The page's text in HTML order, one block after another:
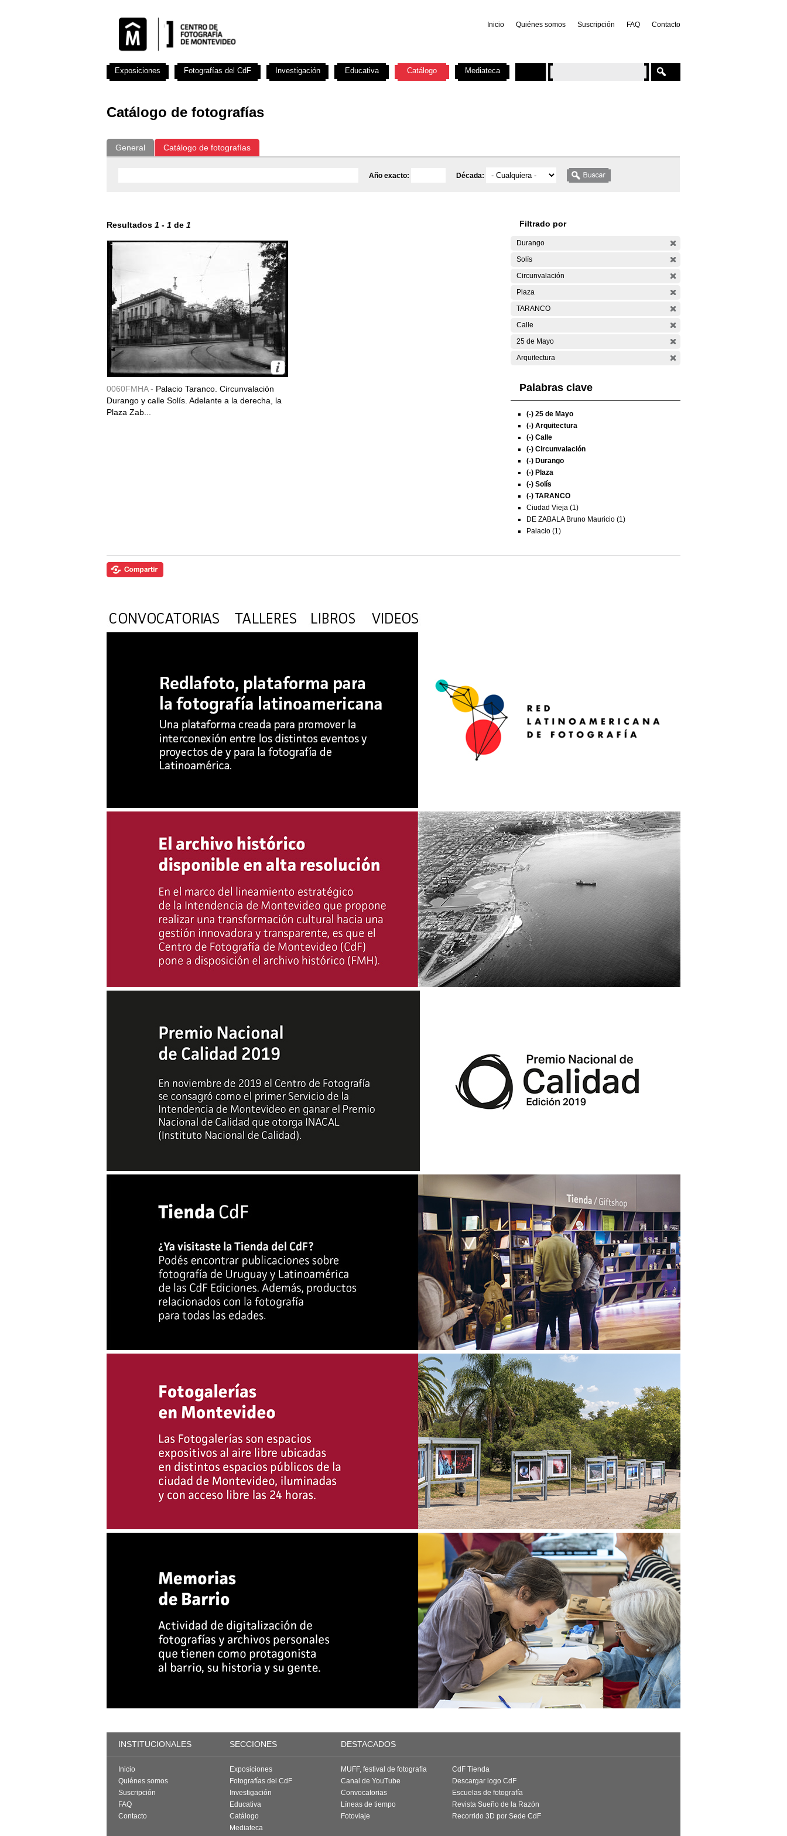
Inicio Quiénes somos Suscripción FAQ Contacto
Catálogo de fotografías
General Catálogo de fotografías
Año exacto: Década:
Resultados 1 - 1 de 1
0060FMHA - Palacio Taranco. Circunvalación
Durango y calle Solís. Adelante a la derecha, la
Plaza Zab...
Filtrado por
Durango
Solís
Circunvalación
Plaza
TARANCO
Calle
25 de Mayo
Arquitectura
Palabras clave
(-) 25 de Mayo
(-) Arquitectura
(-) Calle
(-) Circunvalación
(-) Durango
(-) Plaza
(-) Solís
(-) TARANCO
Ciudad Vieja (1)
DE ZABALA Bruno Mauricio (1)
Palacio (1)
Exposiciones Fotografías del CdF Investigación Educativa Catálogo Mediateca
INSTITUCIONALES SECCIONES DESTACADOS
Inicio
Quiénes somos
Suscripción
FAQ
Contacto
Exposiciones
Fotografías del CdF
Investigación
Educativa
Catálogo
Mediateca
MUFF, festival de fotografía
Canal de YouTube
Convocatorias
Líneas de tiempo
Fotoviaje
CdF Tienda
Descargar logo CdF
Escuelas de fotografía
Revista Sueño de la Razón
Recorrido 3D por Sede CdF